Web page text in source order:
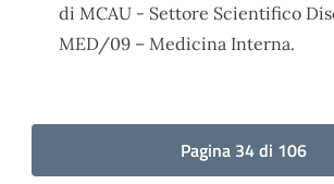
di MCAU - Settore Scientifico
MED/09 – Medicina Interna.
Pagina 34 di 106